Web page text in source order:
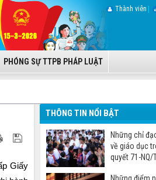
PHÓNG SỰ TTPB PHÁP LUẬT
Thành viên
Giấy
THÔNG TIN NỔI BẬT
Những chỉ
về giáo dục
quyết 71-NQ/